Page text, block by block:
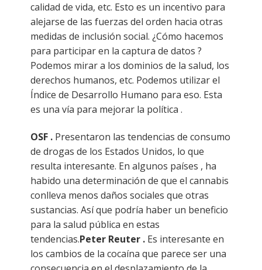
calidad de vida, etc. Esto es un incentivo para
alejarse de las fuerzas del orden hacia otras
medidas de inclusión social. ¿Cómo hacemos
para participar en la captura de datos ?
Podemos mirar a los dominios de la salud, los
derechos humanos, etc. Podemos utilizar el
Índice de Desarrollo Humano para eso. Esta
es una vía para mejorar la política .
OSF . Presentaron las tendencias de consumo
de drogas de los Estados Unidos, lo que
resulta interesante. En algunos países , ha
habido una determinación de que el cannabis
conlleva menos daños sociales que otras
sustancias. Así que podría haber un beneficio
para la salud pública en estas
tendencias.Peter Reuter . Es interesante en
los cambios de la cocaína que parece ser una